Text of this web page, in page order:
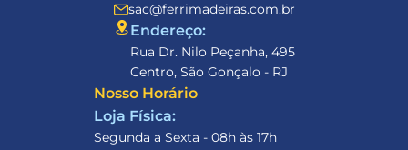
sac@ferrimadeiras.com.br
Endereço:
Rua Dr. Nilo Peçanha, 495
Centro, São Gonçalo - RJ
Nosso Horário
Loja Física:
Segunda a Sexta - 08h às 17h